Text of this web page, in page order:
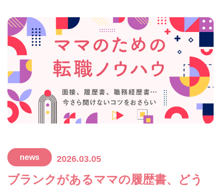
news 2026.03.05
ブランクがあるママの履歴書、どう